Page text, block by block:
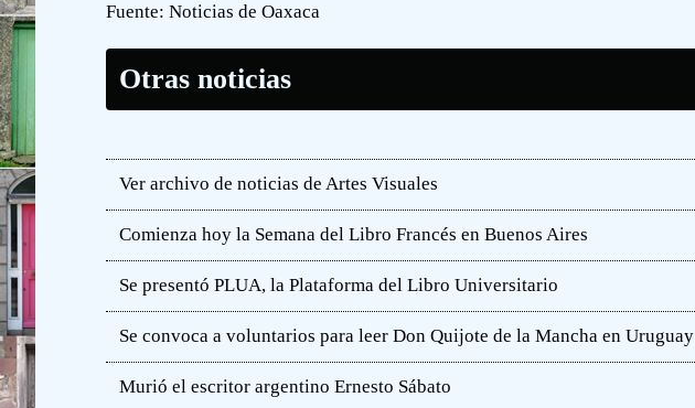
Fuente: Noticias de Oaxaca
Otras noticias
Ver archivo de noticias de Artes Visuales
Comienza hoy la Semana del Libro Francés en Buenos Aires
Se presentó PLUA, la Plataforma del Libro Universitario
Se convoca a voluntarios para leer Don Quijote de la Mancha en Uruguay
Murió el escritor argentino Ernesto Sábato